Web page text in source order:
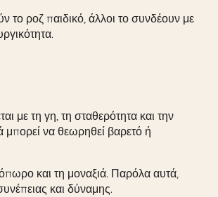
το ροζ παιδικό, άλλοι το συνδέουν με
με τη γη, τη σταθερότητα και την
μπορεί να θεωρηθεί βαρετό ή
και τη μοναξιά. Παρόλα αυτά,
και δύναμης.